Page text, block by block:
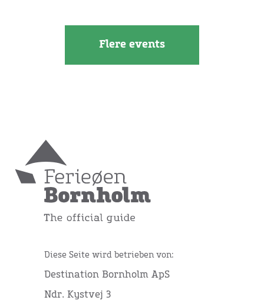
Flere events
Diese Seite wird betrieben von:
Destination Bornholm ApS
Ndr. Kystvej 3